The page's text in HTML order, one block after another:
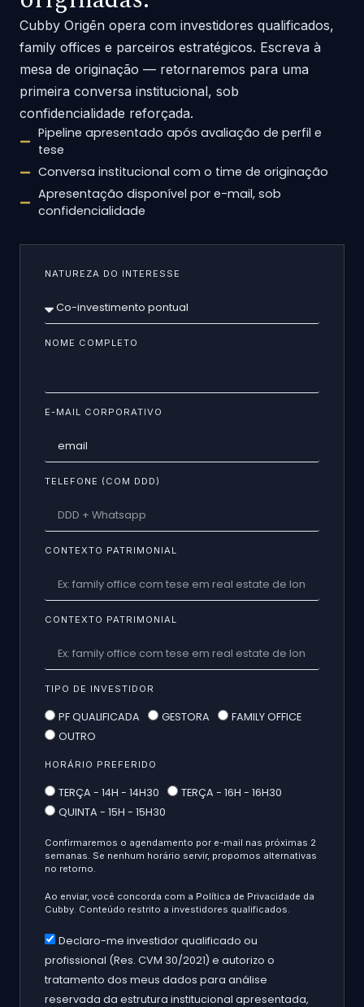
Cubby Origēn opera com investidores qualificados,
family offices e parceiros estratégicos. Escreva à
mesa de originação — retornaremos para uma
primeira conversa institucional, sob
confidencialidade reforçada.
Pipeline apresentado após avaliação de perfil e
tese
Conversa institucional com o time de originação
Apresentação disponível por e-mail, sob
confidencialidade
NATUREZA DO INTERESSE
NOME COMPLETO
E-MAIL CORPORATIVO
TELEFONE (COM DDD)
CONTEXTO PATRIMONIAL
CONTEXTO PATRIMONIAL
TIPO DE INVESTIDOR
PF QUALIFICADA GESTORA
FAMILY OFFICE
OUTRO
HORÁRIO PREFERIDO
TERÇA - 14H - 14H30
TERÇA - 16H - 16H30
QUINTA - 15H - 15H30
Confirmaremos o agendamento por e-mail nas próximas 2
semanas. Se nenhum horário servir, propomos alternativas
no retorno.
Ao enviar, você concorda com a Política de Privacidade da
Cubby. Conteúdo restrito a investidores qualificados.
Declaro-me investidor qualificado ou
profissional (Res. CVM 30/2021) e autorizo o
tratamento dos meus dados para análise
reservada da estrutura institucional apresentada,